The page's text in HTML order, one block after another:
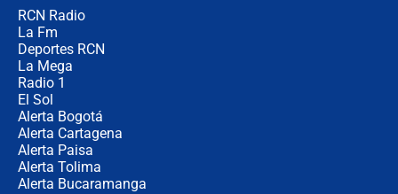
RCN Radio
La Fm
Deportes RCN
La Mega
Radio 1
El Sol
Alerta Bogotá
Alerta Cartagena
Alerta Paisa
Alerta Tolima
Alerta Bucaramanga